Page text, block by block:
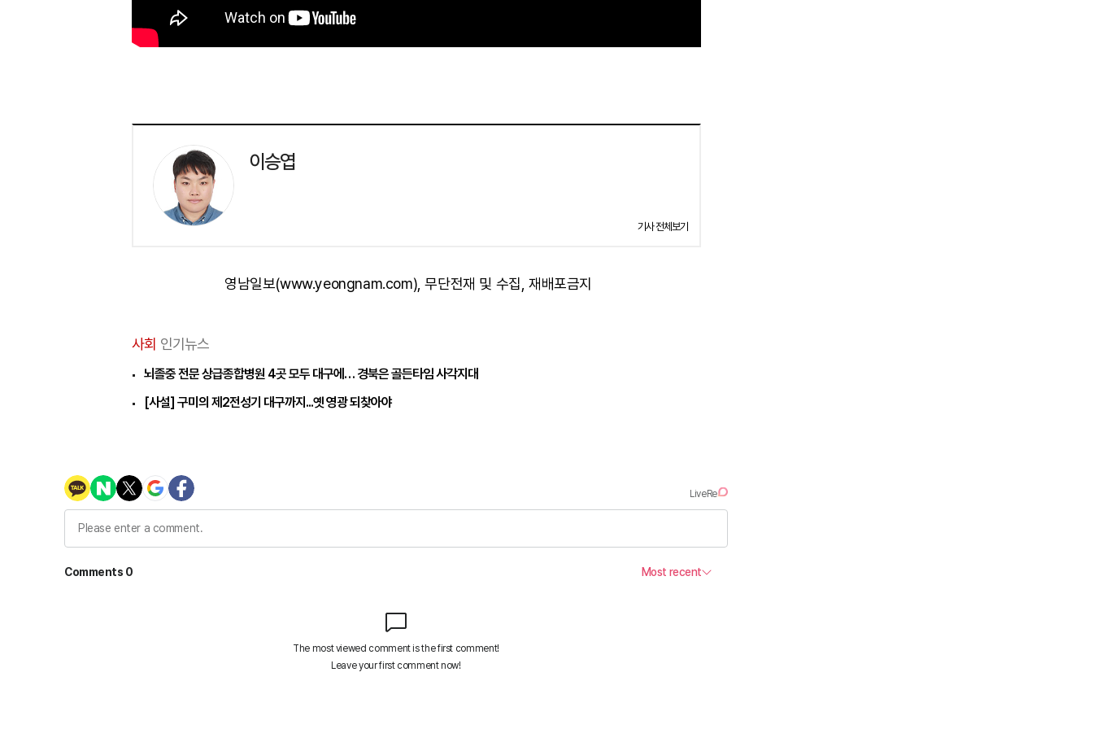
이승엽
기사 전체보기
영남일보(www.yeongnam.com), 무단전재 및 수집, 재배포금지
사회 인기뉴스
뇌졸중 전문 상급종합병원 4곳 모두 대구에… 경북은 골든타임 사각지대
[사설] 구미의 제2전성기 대구까지...옛 영광 되찾아야